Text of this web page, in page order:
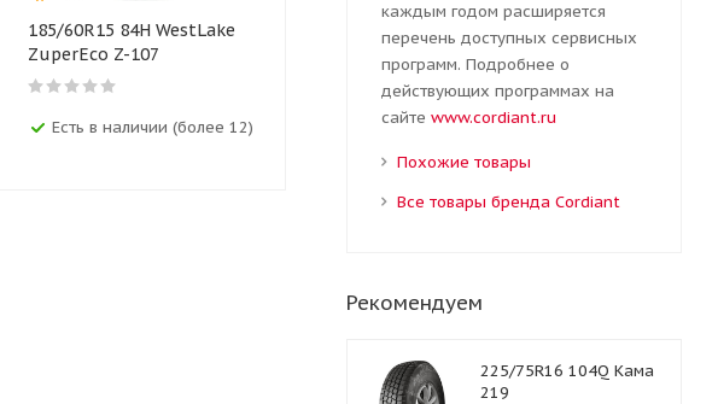
185/60R15 84H WestLake
ZuperEco Z-107
Есть в наличии (более 12)
185/60R15 84H Nexen
N'Fera Primus V
Есть в наличии (8)
185/60R15
каждым годом расширяется
перечень доступных сервисных
программ. Подробнее о
действующих программах на
сайте www.cordiant.ru
Похожие товары
Все товары бренда Cordiant
Рекомендуем
225/75R16 104Q Кама
219